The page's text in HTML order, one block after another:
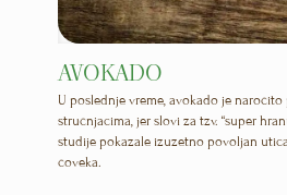
AVOKADO
U poslednje vreme, avokado je
stručnjacima, jer slovi za tzv. “super
studije pokazale izuzetno povoljan
čoveka.